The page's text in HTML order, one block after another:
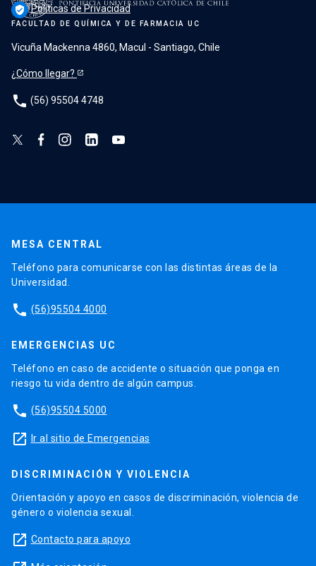
verified_user Políticas de Privacidad
FACULTAD DE QUÍMICA Y DE FARMACIA UC
Vicuña Mackenna 4860, Macul - Santiago, Chile
¿Cómo llegar?
phone (56) 95504 4748
MESA CENTRAL
Teléfono para comunicarse con las distintas áreas de la
Universidad.
phone (56)95504 4000
EMERGENCIAS UC
Teléfono en caso de accidente o situación que ponga en
riesgo tu vida dentro de algún campus.
phone (56)95504 5000
launch Ir al sitio de Emergencias
DISCRIMINACIÓN Y VIOLENCIA
Orientación y apoyo en casos de discriminación, violencia de
género o violencia sexual.
launch Contacto para apoyo